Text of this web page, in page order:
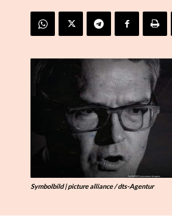
Symbolbild | picture alliance / dts-Agentur